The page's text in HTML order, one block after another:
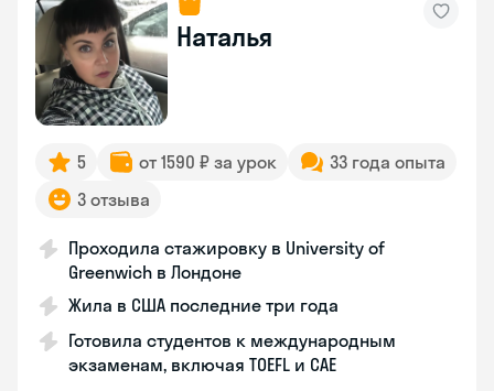
Наталья
5 от 1590 ₽ за урок
33 года опыта
3 отзыва
Проходила стажировку в University of
Greenwich в Лондоне
Жила в США последние три года
Готовила студентов к международным
экзаменам, включая TOEFL и CAE